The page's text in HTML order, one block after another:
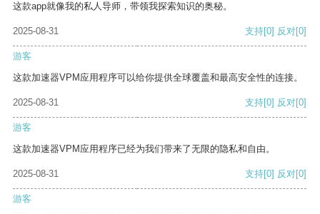
这款app就像我的私人导师，带领我探索知识的奥秘。
2025-08-31 支持[0] 反对[0]
游客
这款加速器VPM应用程序可以给你提供全球覆盖和最高安全性的连接。
2025-08-31 支持[0] 反对[0]
游客
这款加速器VPM应用程序已经为我们带来了无限的隐私和自由。
2025-08-31 支持[0] 反对[0]
游客